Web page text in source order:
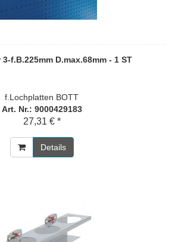
f.B.225mm D.max.68mm - 1 ST
f.Lochplatten BOTT
Art. Nr.: 9000429183
27,31 € *
Details